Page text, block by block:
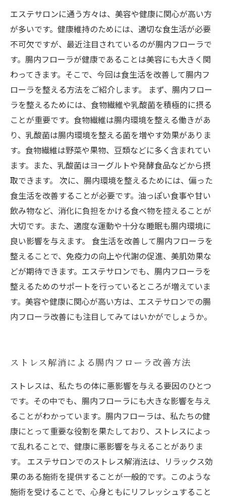
エステサロンに通う方々は、美容や健康に関心が高い方
が多いです。健康維持のためには、適切な食生活が必要
不可欠ですが、最近注目されているのが腸内フローラで
す。腸内フローラが健康であることは美容にも大きく関
わってきます。そこで、今回は食生活を改善して腸内フ
ローラを整える方法をご紹介します。 まず、腸内フロー
ラを整えるためには、食物繊維や乳酸菌を積極的に摂る
ことが重要です。食物繊維は腸内環境を整える働きがあ
り、乳酸菌は腸内環境を整える菌を増やす効果がありま
す。食物繊維は野菜や果物、豆類などに多く含まれてい
ます。また、乳酸菌はヨーグルトや発酵食品などから摂
取できます。 次に、腸内環境を整えるためには、偏った
食生活を改善することが必要です。油っぽい食事や甘い
飲み物など、消化に負担をかける食べ物を控えることが
大切です。また、適度な運動や十分な睡眠も腸内環境に
良い影響を与えます。 食生活を改善して腸内フローラを
整えることで、免疫力の向上や代謝の促進、美肌効果な
どが期待できます。エステサロンでも、腸内フローラを
整えるためのサポートを行っているところが増えていま
す。美容や健康に関心が高い方は、エステサロンでの腸
内フローラ改善にも注目してみてはいかがでしょうか。
ストレス解消による腸内フローラ改善方法
ストレスは、私たちの体に悪影響を与える要因のひとつ
です。その中でも、腸内フローラにも大きな影響を与え
ることがわかっています。腸内フローラは、私たちの健
康にとって重要な役割を果たしており、ストレスによっ
て乱れることで、健康に悪影響を与えることがありま
す。 エステサロンでのストレス解消法は、リラックス効
果のある施術を提供することが一般的です。このような
施術を受けることで、心身ともにリフレッシュすること